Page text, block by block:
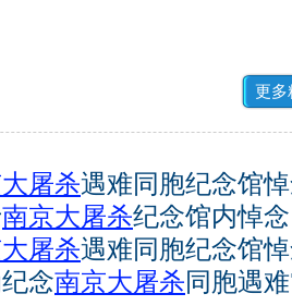
更多
屠杀遇难同胞纪念馆
南京大屠杀纪念馆内悼念
屠杀遇难同胞纪念馆
念南京大屠杀 同胞遇